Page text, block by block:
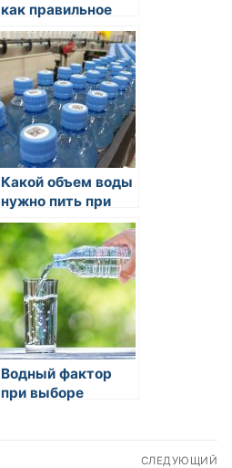
как правильное
питье влияет на
нашу иммунную
систему?
Какой объем воды
нужно пить при
беременности?
Водный фактор
при выборе
СЛЕДУЮЩИЙ